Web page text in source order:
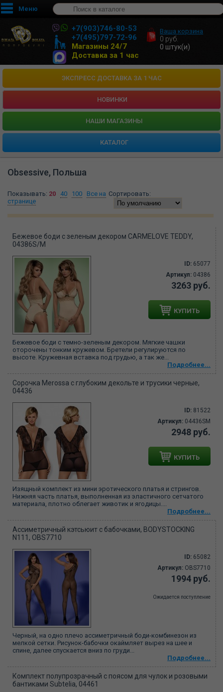
Меню
+7(903)746-80-53
+7(495)797-72-96
Магазины 24/7
Доставка за 1 час
Ваша корзина
0 руб.
0 штук(и)
ЭКСПРЕСС ДОСТАВКА ЗА 1 ЧАС
НОВИНКИ
HАШИ МАГАЗИНЫ
КАТАЛОГ
Obsessive, Польша
Показывать: 20 40 100
Все на
странице
Сортировать:
Бежевое боди с зеленым декором CARMELOVE TEDDY,
04386S/M
ID: 65077
Артикул: 04386
3263 руб.
КУПИТЬ
Бежевое боди с темно-зеленым декором. Мягкие чашки
оторочены тонким кружевом. Бретели регулируются по
высоте. Кружевная вставка под грудью, а так же...
Подробнее...
Сорочка Merossa с глубоким декольте и трусики черные,
04436
ID: 81522
Артикул: 04436SM
2948 руб.
КУПИТЬ
Изящный комплект из мини эротического платья и стрингов.
Нижняя часть платья, выполненная из эластичного сетчатого
материала, плотно облегает животик и ягодицы....
Подробнее...
Ассиметричный кэтсьюит с бабочками, BODYSTOCKING
N111, OBS7710
ID: 65082
Артикул: OBS7710
1994 руб.
Ожидается поступление
Черный, на одно плечо ассиметричный боди-комбинезон из
мелкой сетки. Рисунок-бабочки окаймляет вырез на шее и
спине, далее спускается вниз по груди...
Подробнее...
Комплект полупрозрачный с поясом для чулок и розовыми
бантиками Subtelia, 04461